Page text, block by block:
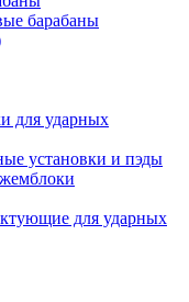
барабаны
для ударных
установки и пэды
для ударных